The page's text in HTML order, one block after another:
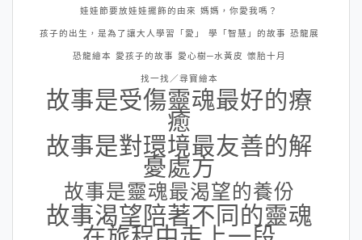
娃娃節要放娃娃擺飾的由來 媽媽，你愛我嗎？
孩子的出生，是為了讓大人學習「愛」 學「智慧」的故事 恐龍展
恐龍繪本 愛孩子的故事 愛心樹─水黃皮 懷胎十月
找一找／尋寶繪本
故事是受傷靈魂最好的療
癒
故事是對環境最友善的解
憂處方
故事是靈魂最渴望的養份
故事渴望陪著不同的靈魂